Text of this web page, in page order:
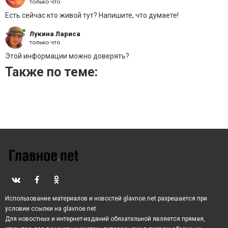
дочернюю компанию, которая будет оператором
немецкой части трубопровода.
Лукина Лариса
только что
Этой информации можно доверять?
только что
Есть сейчас кто живой тут? Напишите, что думаете!
Также по теме:
Использование материалов и новостей glavnoe.net разрешается при
условии ссылки на glavnoe.net
Для новостных и интернет-изданий обязательной является прямая,